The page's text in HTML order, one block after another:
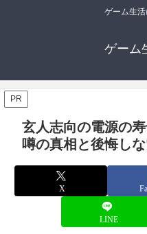
ゲーム生
ゲーム
PR
玄人志向の電源の
噂の真相と後悔し
X
LINE